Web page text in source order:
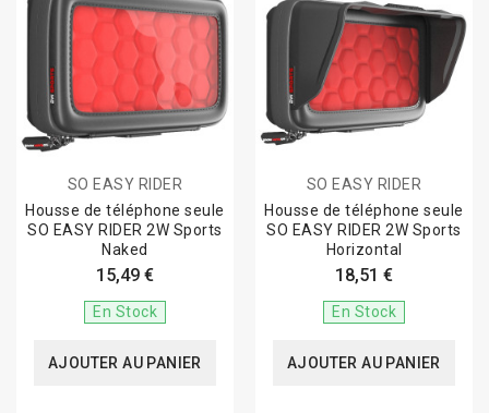
SO EASY RIDER
Housse de téléphone seule
SO EASY RIDER 2W Sports
Naked
15,49 €
En Stock
AJOUTER AU PANIER
SO EASY RIDER
Housse de téléphone seule
SO EASY RIDER 2W Sports
Horizontal
18,51 €
En Stock
AJOUTER AU PANIER